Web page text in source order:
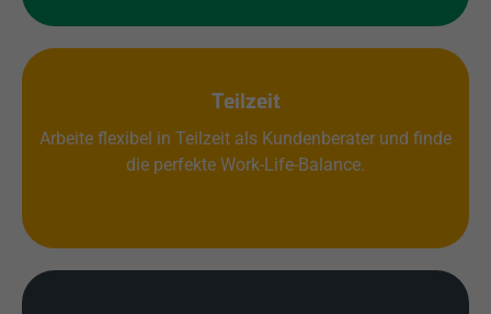
Teilzeit
Arbeite flexibel in Teilzeit als Kundenberater und finde
die perfekte Work-Life-Balance.